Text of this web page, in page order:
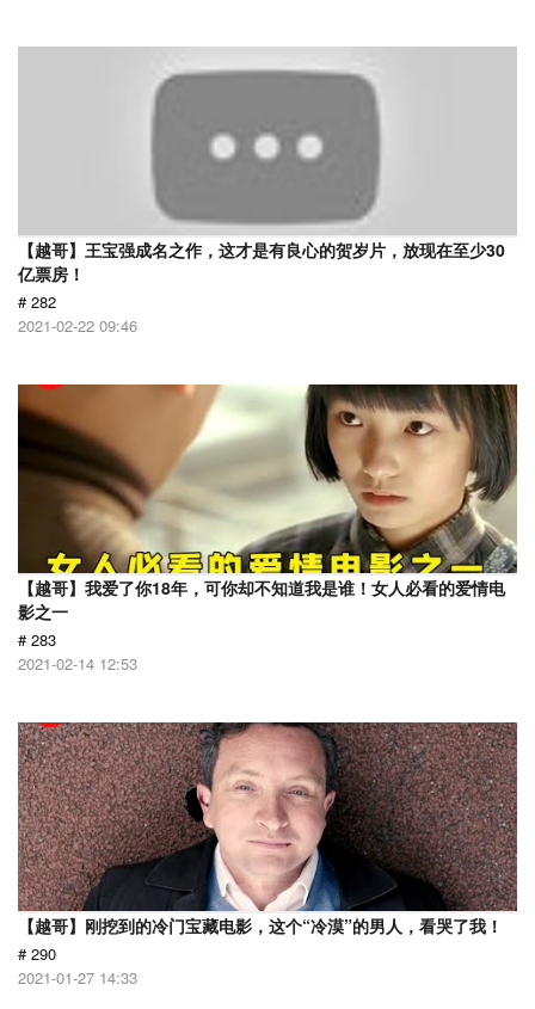
【越哥】王宝强成名之作，这才是有良心的贺岁片，放现在至少30
亿票房！
# 282
2021-02-22 09:46
【越哥】我爱了你18年，可你却不知道我是谁！女人必看的爱情电
影之一
# 283
2021-02-14 12:53
【越哥】刚挖到的冷门宝藏电影，这个“冷漠”的男人，看哭了我！
# 290
2021-01-27 14:33